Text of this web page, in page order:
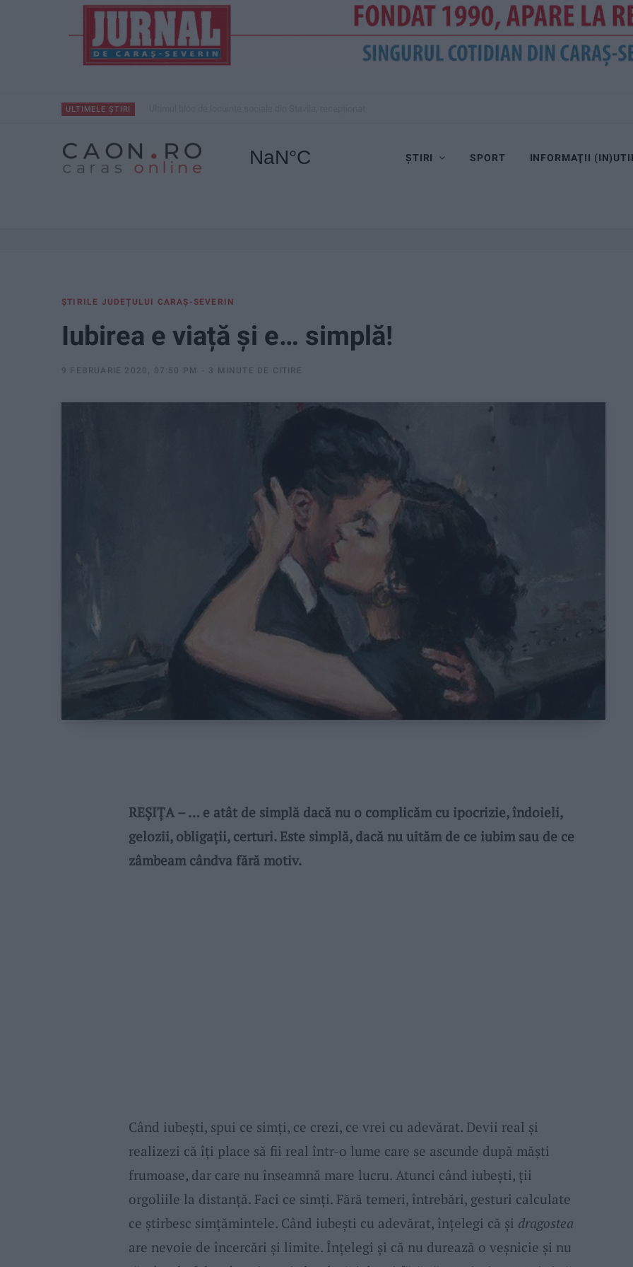
ULTIMELE ȘTIRI
ȘTIRI SPORT INFORMAŢII
ŞTIRILE JUDEŢULUI CARAŞ-SEVERIN
Iubirea e viață și e… simplă!
9 FEBRUARIE 2020, 07:50 PM 3 MINUTE DE CITIRE
REȘIȚA – … e atât de simplă dacă nu o complicăm cu ipocrizie, îndoieli,
gelozii, obligații, certuri. Este simplă, dacă nu uităm de ce iubim sau de ce
zâmbeam cândva fără motiv.
Când iubeşti, spui ce simţi, ce crezi, ce vrei cu adevărat. Devii real şi
realizezi că îţi place să fii real într-o lume care se ascunde după măşti
frumoase, dar care nu înseamnă mare lucru. Atunci când iubeşti, ţii
orgoliile la distanţă. Faci ce simţi. Fără temeri, întrebări, gesturi calculate
ce ştirbesc simţămintele. Când iubeşti cu adevărat, înţelegi că şi dragostea
are nevoie de încercări şi limite. Înţelegi şi că nu durează o veşnicie şi nu